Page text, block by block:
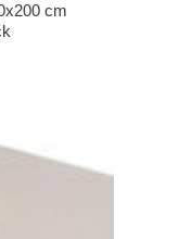
cm